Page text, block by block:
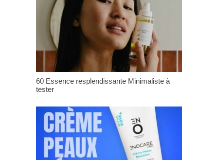
60 Essence resplendissante Minimaliste à
tester